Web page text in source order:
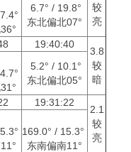
较
亮
6.7° / 19.8°
东北偏北07°
19:40:40
3.8
较
暗
5.2° / 10.1°
东北偏北05°
19:31:22
2.1
较
亮
169.0° / 15.3°
东南偏南11°